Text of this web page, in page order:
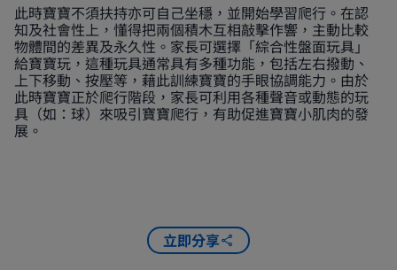
此時寶寶不須扶持亦可自己坐穩，並開始學習爬行。在認
知及社會性上，懂得把兩個積木互相敲擊作響，主動比較
物體間的差異及永久性。家長可選擇「綜合性盤面玩具」
給寶寶玩，這種玩具通常具有多種功能，包括左右撥動、
上下移動、按壓等，藉此訓練寶寶的手眼協調能力。由於
此時寶寶正於爬行階段，家長可利用各種聲音或動態的玩
具（如：球）來吸引寶寶爬行，有助促進寶寶小肌肉的發
展。
立即分享